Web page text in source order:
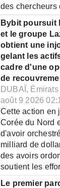
des
Bybit poursuit
et le groupe
obtient une
gelant les
cadre d'une
de
DUBAÏ,
août 9 2026
Cette action en
Corée du Nord
d'avoir
milliard de
des avoirs
soutient les
Le premier